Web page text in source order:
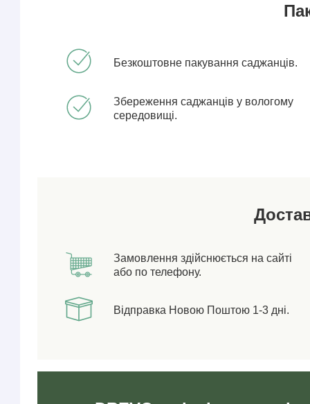
Безкоштовне пакування саджанців.
Збереження саджанців у вологому
середовищі.
Замовлення здійснюється на сайті
або по телефону.
Відправка Новою Поштою 1-3 дні.